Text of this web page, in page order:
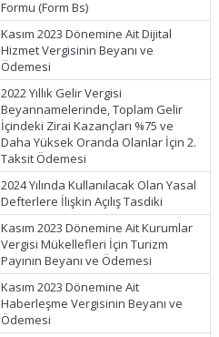
Formu (Form Bs)
Kasım 2023 Dönemine Ait Dijital
Hizmet Vergisinin Beyanı ve
Ödemesi
2022 Yıllık Gelir Vergisi
Beyannamelerinde, Toplam Gelir
İçindeki Zirai Kazançları %75 ve
Daha Yüksek Oranda Olanlar İçin 2.
Taksit Ödemesi
2024 Yılında Kullanılacak Olan Yasal
Defterlere İlişkin Açılış Tasdiki
Kasım 2023 Dönemine Ait Kurumlar
Vergisi Mükellefleri İçin Turizm
Payının Beyanı ve Ödemesi
Kasım 2023 Dönemine Ait
Haberleşme Vergisinin Beyanı ve
Ödemesi